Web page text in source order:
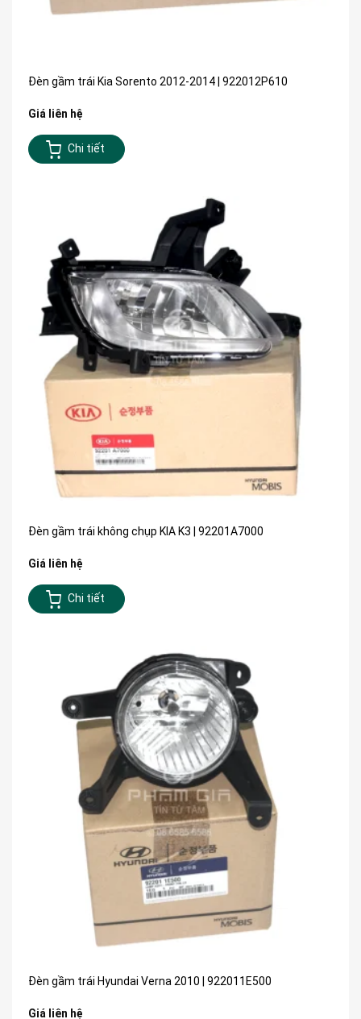
Đèn gầm trái Kia Sorento 2012-2014 | 922012P610
Giá liên hệ
Chi tiết
Đèn gầm trái không chụp KIA K3 | 92201A7000
Giá liên hệ
Chi tiết
Đèn gầm trái Hyundai Verna 2010 | 922011E500
Giá liên hệ